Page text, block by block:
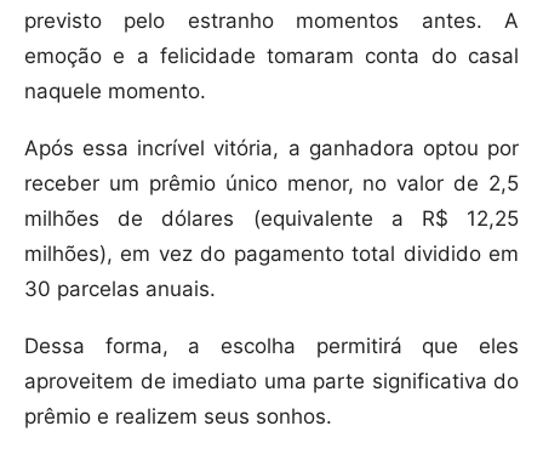
previsto pelo estranho momentos antes. A
emoção e a felicidade tomaram conta do casal
naquele momento.
Após essa incrível vitória, a ganhadora optou por
receber um prêmio único menor, no valor de 2,5
milhões de dólares (equivalente a R$ 12,25
milhões), em vez do pagamento total dividido em
30 parcelas anuais.
Dessa forma, a escolha permitirá que eles
aproveitem de imediato uma parte significativa do
prêmio e realizem seus sonhos.